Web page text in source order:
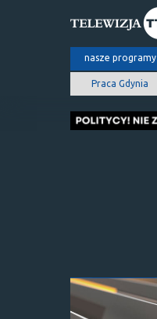
nasze programy
Praca Gdynia